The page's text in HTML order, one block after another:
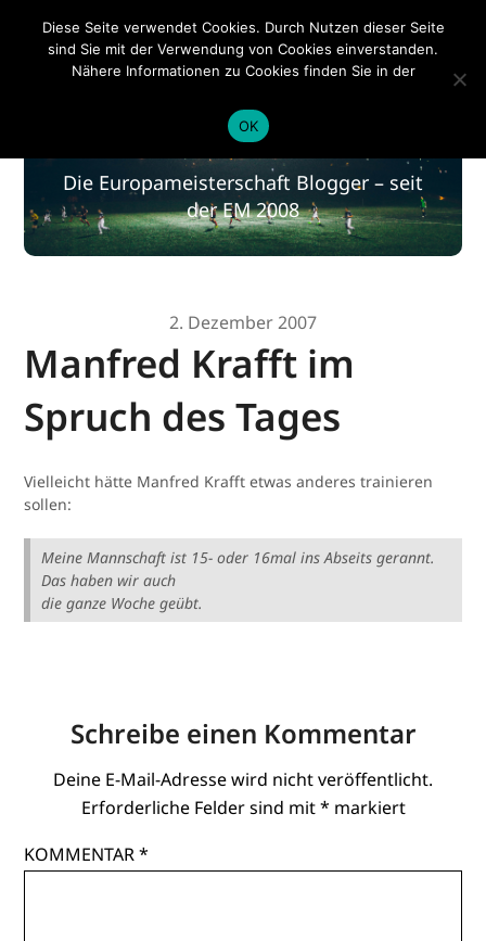
EM 2020
EM 2020
Die Europameisterschaft Blogger – seit
der EM 2008
2. Dezember 2007
Manfred Krafft im
Spruch des Tages
Vielleicht hätte Manfred Krafft etwas anderes trainieren
sollen:
Meine Mannschaft ist 15- oder 16mal ins Abseits gerannt.
Das haben wir auch
die ganze Woche geübt.
Schreibe einen Kommentar
Deine E-Mail-Adresse wird nicht veröffentlicht.
Erforderliche Felder sind mit* markiert
KOMMENTAR*
Diese Seite verwendet Cookies. Durch Nutzen dieser Seite
sind Sie mit der Verwendung von Cookies einverstanden.
Nähere Informationen zu Cookies finden Sie in der
OK